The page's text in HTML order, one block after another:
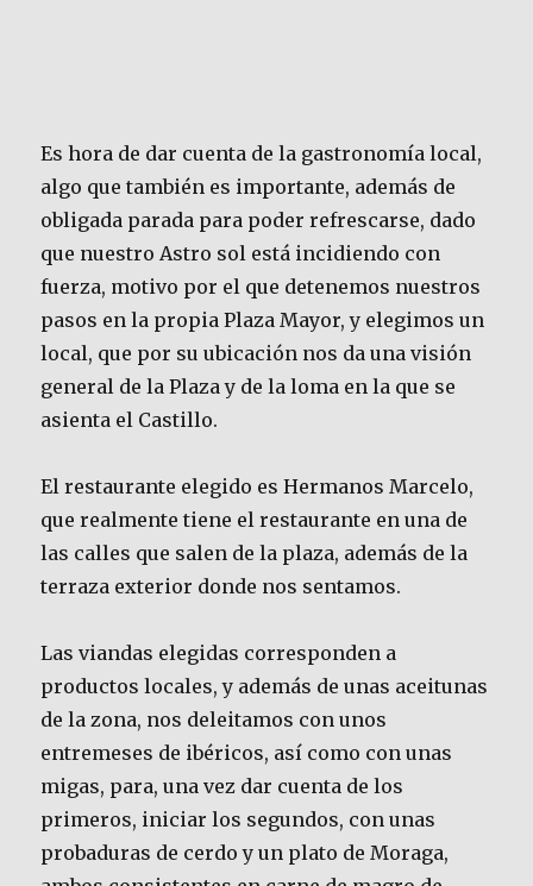
Es hora de dar cuenta de la gastronomía local,
algo que también es importante, además de
obligada parada para poder refrescarse, dado
que nuestro Astro sol está incidiendo con
fuerza, motivo por el que detenemos nuestros
pasos en la propia Plaza Mayor, y elegimos un
local, que por su ubicación nos da una visión
general de la Plaza y de la loma en la que se
asienta el Castillo.
El restaurante elegido es Hermanos Marcelo,
que realmente tiene el restaurante en una de
las calles que salen de la plaza, además de la
terraza exterior donde nos sentamos.
Las viandas elegidas corresponden a
productos locales, y además de unas aceitunas
de la zona, nos deleitamos con unos
entremeses de ibéricos, así como con unas
migas, para, una vez dar cuenta de los
primeros, iniciar los segundos, con unas
probaduras de cerdo y un plato de Moraga,